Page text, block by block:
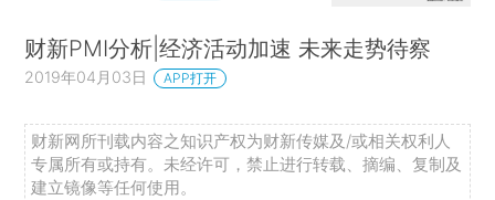
财新PMI分析|经济活动加速 未来走势待察
2019年04月03日 APP打开
财新网所刊载内容之知识产权为财新传媒及/或相关权利人
专属所有或持有。未经许可，禁止进行转载、摘编、复制及
建立镜像等任何使用。